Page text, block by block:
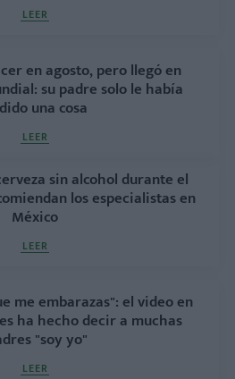
LEER
en agosto, pero llegó en
su padre solo le había
una cosa
LEER
sin alcohol durante el
los especialistas en
México
LEER
me embarazas": el video en
ha hecho decir a muchas
"soy yo"
LEER